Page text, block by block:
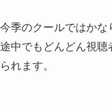
季のクールではかな
中でもどんどん視聴
れます。